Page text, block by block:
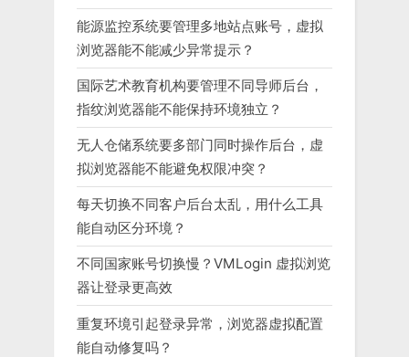
能源监控系统要管理多地站点账号，虚拟
浏览器能不能减少异常提示？
国际艺术教育机构要管理不同导师后台，
指纹浏览器能不能保持环境独立？
无人仓储系统要多部门同时操作后台，虚
拟浏览器能不能避免权限冲突？
每天切换不同客户后台太乱，用什么工具
能自动区分环境？
不同国家账号切换慢？VMLogin 虚拟浏览
器让登录更高效
重复环境引起登录异常，浏览器虚拟配置
能自动修复吗？